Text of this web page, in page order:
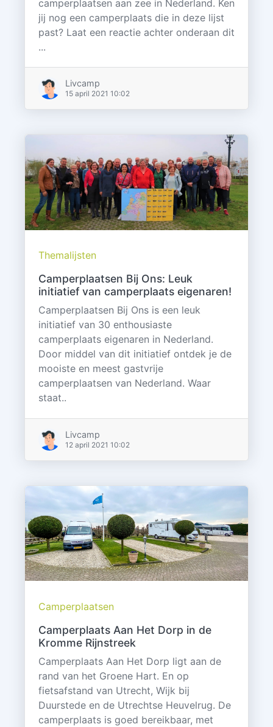
camperplaatsen aan zee in Nederland. Ken
jij nog een camperplaats die in deze lijst
past? Laat een reactie achter onderaan dit
...
Livcamp
15 april 2021 10:02
Themalijsten
Camperplaatsen Bij Ons: Leuk
initiatief van camperplaats eigenaren!
Camperplaatsen Bij Ons is een leuk
initiatief van 30 enthousiaste
camperplaats eigenaren in Nederland.
Door middel van dit initiatief ontdek je de
mooiste en meest gastvrije
camperplaatsen van Nederland. Waar
staat..
Livcamp
12 april 2021 10:02
Camperplaatsen
Camperplaats Aan Het Dorp in de
Kromme Rijnstreek
Camperplaats Aan Het Dorp ligt aan de
rand van het Groene Hart. En op
fietsafstand van Utrecht, Wijk bij
Duurstede en de Utrechtse Heuvelrug. De
camperplaats is goed bereikbaar, met